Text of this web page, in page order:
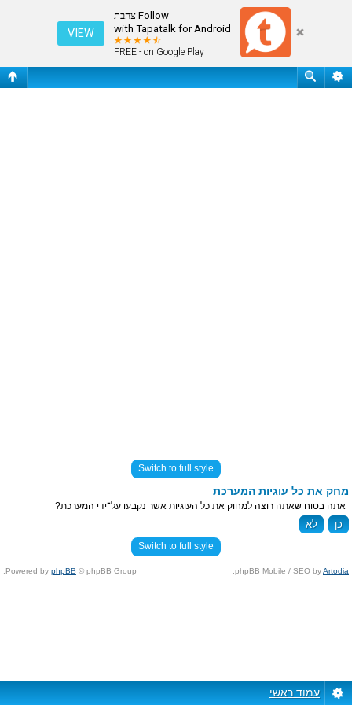
Follow צהבת
with Tapatalk for Android
FREE - on Google Play
VIEW
מחק את כל עוגיות המערכת
Switch to full style
מחק את כל עוגיות המערכת
אתה בטוח שאתה רוצה למחוק את כל העוגיות אשר נקבעו על־ידי המערכת?
Switch to full style
Powered by phpBB © phpBB Group. phpBB Mobile / SEO byArtodia
.
עמוד ראשי